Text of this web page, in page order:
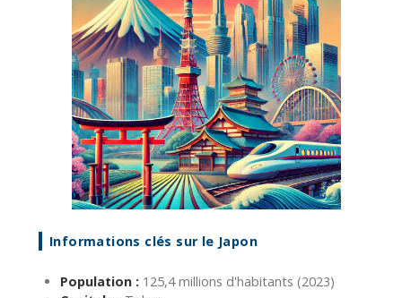
Informations clés sur le Japon
Population : 125,4 millions d'habitants (2023)